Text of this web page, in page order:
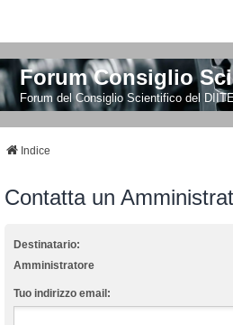
Forum Consiglio
Forum del Consiglio Scientifico del
Indice
Contatta un
Destinatario:
Amministratore
Tuo indirizzo email: